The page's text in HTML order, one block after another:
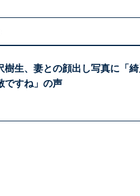
樹生、妻との顔出し写真に「綺
ですね」の声